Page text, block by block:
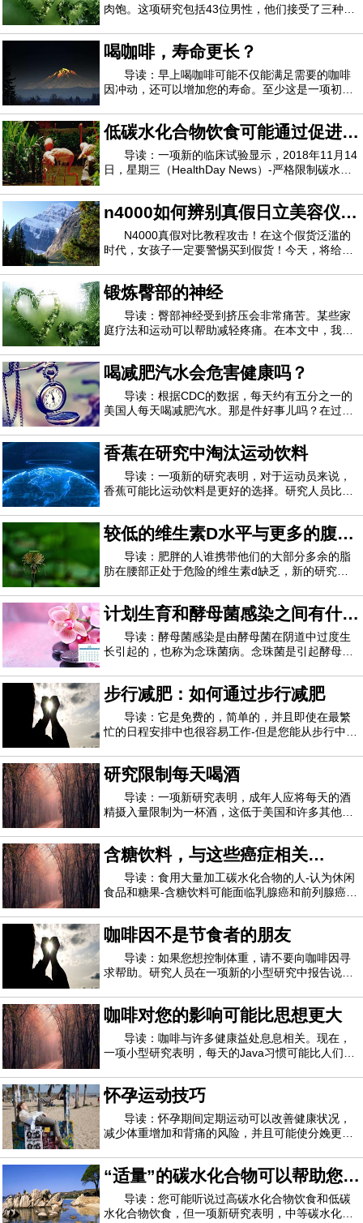
肉饱。这项研究包括43位男性，他们接受了三种不
肉和猪肉制成的肉饼为中心。蔬菜馅饼不仅比肉馅
更饱满，而且他们的下一顿饭少吃12％的卡路里。
丹麦哥本哈根大学的研究人员认为，这表明豆
喝咖啡，寿命更长？
导读：早上喝咖啡可能不仅能满足需要的咖啡
因冲动，还可以增加您的寿命。至少这是一项初步
未来10年内具有较低的死亡风险。西班牙潘普洛纳
医院Navarra医院的心脏病专家 Adela Navarro博士
说：“我们的发现表明，每天喝四杯咖啡可
低碳水化合物饮食可能通过促进卡
路里燃烧而起作用
导读：一项新的临床试验显示，2018年11月14
日，星期三（HealthDay News）-严格限制碳水化
里。研究人员发现，在一项减肥研究中，在164名
成年人中，与低碳水化合物饮食相比，低碳水化合
物，高脂肪饮食的成年人每天燃烧的卡路里更多。
n4000如何辨别真假日立美容仪
n4000真假对比图
N4000真假对比教程攻击！在这个假货泛滥的
时代，女孩子一定要警惕买到假货！今天，将给大
家有所帮助。日立n4000有假的吗日立n4000是一
款全新的进出口仪器，今年3月上市，所以相比老
版本的日立n3000和日立n2000，假货还是比较少
的
锻炼臀部的神经
导读：臀部神经受到挤压会非常痛苦。某些家
庭疗法和运动可以帮助减轻疼痛。在本文中，我们
帮助以及针对这种情况的锻炼方法。神经传递疼痛
信号。这意味着当神经出现问题时，症状可能会非
常不舒服。一个常见的问题是当神经被附近的
喝减肥汽水会危害健康吗？
导读：根据CDC的数据，每天约有五分之一的
美国人每天喝减肥汽水。那是件好事儿吗？在过去
尿病，心脏问题和其他健康问题之间的联系。最
近，头条新闻警告人们，减肥汽水饮用者患痴呆症
和中风的几率更高。这听起来可能令人担忧，但
香蕉在研究中淘汰运动饮料
导读：一项新的研究表明，对于运动员来说，
香蕉可能比运动饮料是更好的选择。研究人员比较
与运动饮料相比具有可比甚至更大的抗炎和其他好
处，据《纽约时报》报道。该研究的作者发表在“
PLoS One ”杂志上，香蕉的缺点之一可能是
较低的维生素D水平与更多的腹部
脂肪有关
导读：肥胖的人谁携带他们的大部分多余的脂
肪在腰部正处于危险的维生素d缺乏，新的研究警
响。维生素D水平低与骨骼健康不佳以及呼吸道感
染，自身免疫性疾病和心脏病的风险增加有关。研
究作者Rachida Rafiq说：“ 腹部脂肪增加与维
计划生育和酵母菌感染之间有什么
联系导读：酵母菌感染是由酵母菌在阴道中过度生
长引起的，也称为念珠菌病。念珠菌是引起酵母菌
时会过度生长，从而引起酵母菌感染的症状。感染
酵母菌的一个常见风险因素是妇女使用的节育类
型。在本文中，我们将探讨为什么某些类型的节
步行减肥：如何通过步行减肥
导读：它是免费的，简单的，并且即使在最繁
忙的日程安排中也很容易工作-但是您能从步行中减
力跑步，步行并不是减肥运动中的主要功能。但实
际上，将常规的快步走纳入您的锻炼方案是改变身
体成分的简单方法。如果您想通过步行减肥
研究限制每天喝酒
导读：一项新研究表明，成年人应将每天的酒
精摄入量限制为一杯酒，这低于美国和许多其他国
说，超过一日饮酒限制的成年人比没有成年人的成
年人预期死亡的年龄要小。美联社报道，美国现行
指南建议女性每周喝酒不超过7杯，而男性每
含糖饮料，与这些癌症相关
的“坏”碳水化合物
导读：食用大量加工碳水化合物的人-认为休闲
食品和糖果-含糖饮料可能面临乳腺癌和前列腺癌的
亚哥举行的美国营养学会年会上报道的，并没有证
明“不良”碳水化合物会引起癌症。但首席研究员
Nour Makarem说，鉴于乳腺癌和前列腺癌是
咖啡因不是节食者的朋友
导读：如果您想控制体重，请不要向咖啡因寻
求帮助。研究人员在一项新的小型研究中报告说，
究涉及50位年龄在18至50岁之间的健康成年人。研
究人员发现，志愿者们喝了一些果汁后加入了少量
咖啡因（相当于大约4盎司咖啡中的咖啡因）
咖啡对您的影响可能比思想更大
导读：咖啡与许多健康益处息息相关。现在，
一项小型研究表明，每天的Java习惯可能比人们想
成年人的研究发现，每天大量喝咖啡 -每天四到八
杯-会改变100多种代谢产物的血液水平。这是指在
进食或饮水后会发生变化的多种化学物质。研
怀孕运动技巧
导读：怀孕期间定期运动可以改善健康状况，
减少体重增加和背痛的风险，并且可能使分娩更容
康。随时运动可改善心脏健康和耐力，减轻疲劳和
便秘，增强情绪和精力水平，增强睡眠，并改善肌
肉力量。精心选择的锻炼计划在怀孕期间可能
“适量”的碳水化合物可以帮助您更
长寿导读：您可能听说过高碳水化合物饮食和低碳
水化合物饮食，但一项新研究表明，中等碳水化合